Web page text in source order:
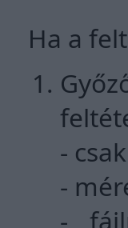
Ha a
-
-
-